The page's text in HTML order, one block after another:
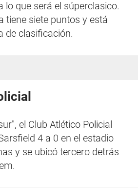
lo que será el súperclasico.
tiene siete puntos y está
de clasificación.
el Club Atlético Policial
4 a 0 en el estadio
y se ubicó tercero detrás